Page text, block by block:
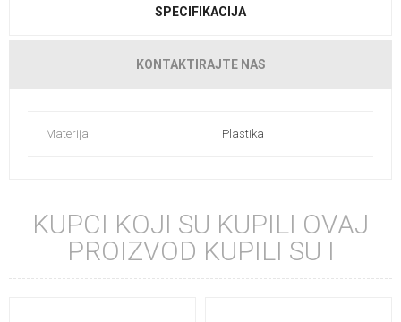
SPECIFIKACIJA
KONTAKTIRAJTE NAS
Materijal Plastika
KUPCI KOJI SU KUPILI OVAJ
PROIZVOD KUPILI SU I